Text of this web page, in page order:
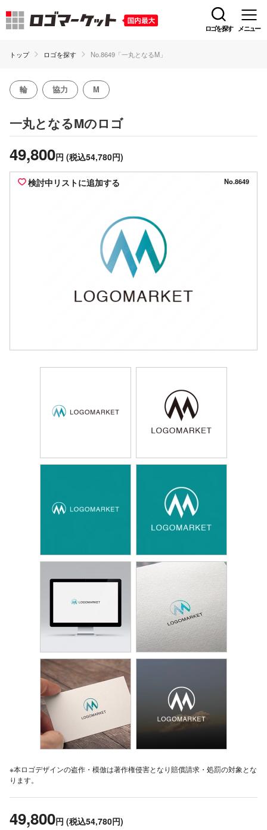
ロゴを探す メニュー
トップ ロゴを探す No.8649「一丸となるM」
輪 協力 M
一丸となるMのロゴ
49,800円 (税込54,780円)
検討中リストに追加する No.8649
※本ロゴデザインの盗作・模倣は著作権侵害となり賠償請求・処罰の対象とな
ります。
49,800円 (税込54,780円)